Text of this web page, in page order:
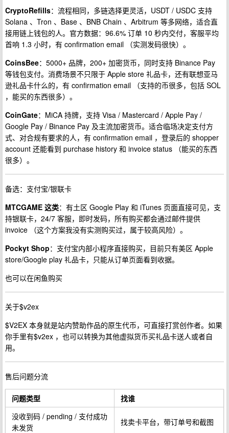
CryptoRefills：流程相同，多链选择更灵活，USDT / USDC 支持
Solana 、Tron 、Base 、BNB Chain 、Arbitrum 等多网络，适合直
接用链上钱包的人。官方数据：96.6% 订单 10 秒内交付，客服平均
首响 1.3 小时，有 confirmation email （实测发码很快）。
CoinsBee：5000+ 品牌，200+ 加密货币，同时支持 Binance Pay
等钱包支付。消费场景不只限于 Apple store 礼品卡，还有联想亚马
逊礼品卡什么的，有 confirmation email （支持的币很多，包括 SOL
，能买的东西很多）。
CoinGate：MiCA 持牌，支持 Visa / Mastercard / Apple Pay /
Google Pay / Binance Pay 及主流加密货币。适合临场决定支付方
式、对合规有要求的人，有 confirmation email ，登录后的 shopper
account 还能看到 purchase history 和 invoice status （能买的东西
很多）。
备选：支付宝/银联卡
MTCGAME 这类：有土区 Google Play 和 iTunes 页面直接可见，支
持银联卡，24/7 客服，即时发码，所有购买都会通过邮件提供
invoice （这个方案我没有实测购买过，属于较高风险）。
Pockyt Shop：支付宝内部小程序直接购买，目前只有美区 Apple
store/Google play 礼品卡，只能从订单页面看到收据。
也可以在闲鱼购买
关于$v2ex
$V2EX 本身就是站内赞助作品的原生代币，可直接打赏创作者。如果
你手里有$v2ex ，也可以转换为其他虚拟货币买礼品卡送人或者自
用。
售后问题分流
问题类型
找谁
没收到码 / pending / 支付成功
未发货
找卖卡平台，带订单号和截图